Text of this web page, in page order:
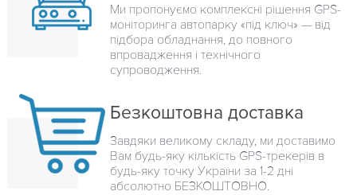
Ми пропонуємо комплексні рішення GPS-
моніторинга автопарку «під ключ» — від
підбора обладнання, до повного
впровадження і технічного
супроводження.
Безкоштовна доставка
Завдяки великому складу, ми доставимо
Вам будь-яку кількість GPS-трекерів в
будь-яку точку України за 1-2 дні
абсолютно БЕЗКОШТОВНО.